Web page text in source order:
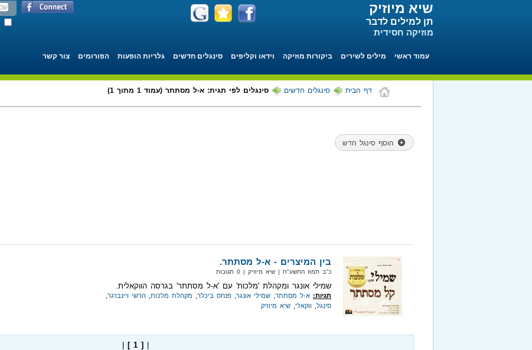
שיא מיוזיק
תן למילים לדבר
מוזיקה חסידית
עמוד ראשי מילים לשירים ביקורות מוזיקה וידאו וקליפים סינגלים חדשים גלריות הופעות הפורומים צור קשר
דף הבית סינגלים חדשים סינגלים לפי תגית: א-ל מסתתר (עמוד 1 מתוך 1)
הוסף סינגל חדש
בין המיצרים - א-ל מסתתר.
כ"ב תמוז התשע"ח‏ | שיא מיוזיק‏ | 0 תגובות
שמילי אונגר ומקהלת 'מלכות' עם 'א-ל מסתתר' בגרסה הווקאלית.
תגיות: א-ל מסתתר שמילי אונגר פנחס ביכלר מקהלת מלכות הרשי ויינברגר
סינגל
ווקאלי שיא מיוזיק
[ 1 ]